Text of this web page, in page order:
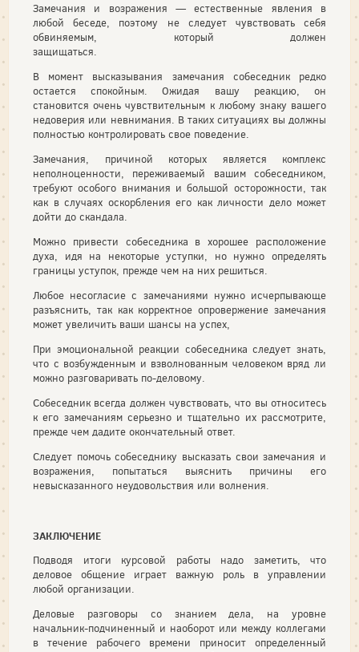
Замечания и возражения — естественные явления в
любой бесе­де, поэтому не следует чувствовать себя
обвиняемым, который дол­жен
защищаться.
В момент высказывания замечания собеседник редко
остается спокойным. Ожидая вашу реакцию, он
становится очень чувстви­тельным к любому знаку вашего
недоверия или невнимания. В та­ких ситуациях вы должны
полностью контролировать свое поведение.
Замечания, причиной которых является комплекс
неполноцен­ности, переживаемый вашим собеседником,
требуют особого вни­мания и большой осторожности, так
как в случаях оскорбления его как личности дело может
дойти до скандала.
Можно привести собеседника в хорошее расположение
духа, идя на некоторые уступки, но нужно определять
границы уступок, прежде чем на них решиться.
Любое несогласие с замечаниями нужно исчерпывающе
разъяс­нить, так как корректное опровержение замечания
может увеличить ваши шансы на успех,
При эмоциональной реакции собеседника следует знать,
что с возбужденным и взволнованным человеком вряд ли
можно разгова­ривать по-деловому.
Собеседник всегда должен чувствовать, что вы относитесь
к его замечаниям серьезно и тщательно их рассмотрите,
прежде чем дади­те окончательный ответ.
Следует помочь собеседнику высказать свои замечания и
возра­жения, попытаться выяснить причины его
невысказанного неудо­вольствия или волнения.
ЗАКЛЮЧЕНИЕ
Подводя итоги курсовой работы надо заметить, что
деловое общение играет важную роль в управлении
любой организации.
Деловые разговоры со знанием дела, на уровне
начальник-подчиненный и наоборот или между коллегами
в течение рабочего времени приносит определенный